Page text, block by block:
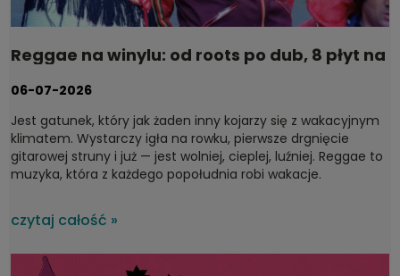
Reggae na winylu: od roots po dub, 8 płyt na
06-07-2026
Jest gatunek, który jak żaden inny kojarzy się z wakacyjnym
klimatem. Wystarczy igła na rowku, pierwsze drgnięcie
gitarowej struny i już — jest wolniej, cieplej, luźniej.Reggae to
muzyka, która z każdego popołudnia robi wakacje.
czytaj całość »